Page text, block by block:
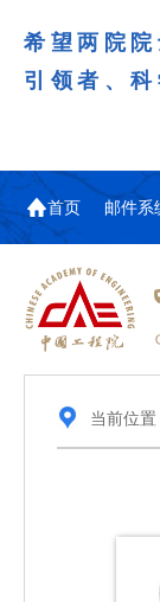
希望两院
引领者、
首页 邮件系
当前位置